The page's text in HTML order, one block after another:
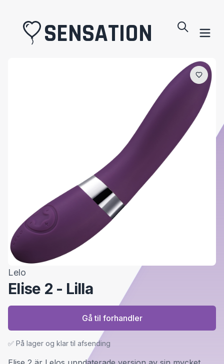
SENSATION
Lelo
Elise 2 - Lilla
✅ På lager og klar til afsending
Gå til forhandler